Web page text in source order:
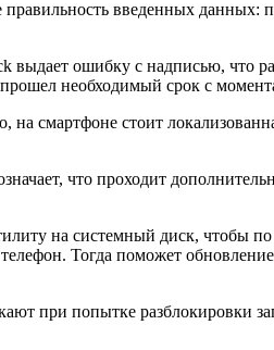
правильность введенных данных:
выдает ошибку с надписью, что
необходимый срок с
на смартфоне стоит
что проходит
на системный диск, чтобы
Тогда поможет
при попытке